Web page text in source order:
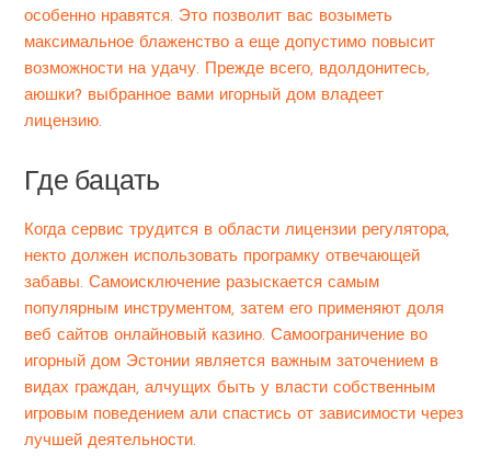
особенно нравятся. Это позволит вас возыметь
максимальное блаженство а еще допустимо повысит
возможности на удачу. Прежде всего, вдолдонитесь,
аюшки? выбранное вами игорный дом владеет
лицензию.
Где бацать
Когда сервис трудится в области лицензии регулятора,
некто должен использовать програмку отвечающей
забавы. Самоисключение разыскается самым
популярным инструментом, затем его применяют доля
веб сайтов онлайновый казино. Самоограничение во
игорный дом Эстонии является важным заточением в
видах граждан, алчущих быть у власти собственным
игровым поведением али спастись от зависимости через
лучшей деятельности.